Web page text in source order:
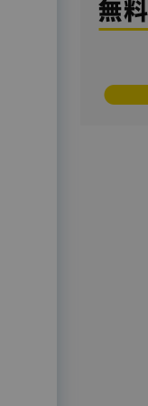
相談会・
職域営業
学校・教育